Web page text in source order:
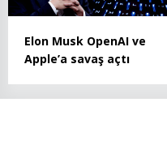
Elon Musk OpenAI ve
Apple’a savaş açtı